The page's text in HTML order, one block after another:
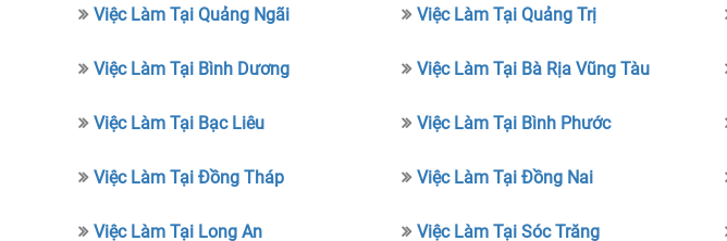
Việc Làm Tại Quảng Ngãi Việc Làm Tại Quảng Trị
Việc Làm Tại Bình Dương Việc Làm Tại Bà Rịa Vũng Tàu
Việc Làm Tại Bạc Liêu Việc Làm Tại Bình Phước
Việc Làm Tại Đồng Tháp Việc Làm Tại Đồng Nai
Việc Làm Tại Long An Việc Làm Tại Sóc Trăng